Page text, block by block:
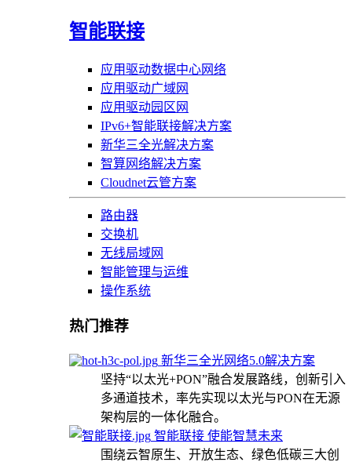
智能联接
应用驱动数据中心网络
应用驱动广域网
应用驱动园区网
IPv6+智能联接解决方案
新华三全光解决方案
智算网络解决方案
Cloudnet云管方案
路由器
交换机
无线局域网
智能管理与运维
操作系统
热门推荐
新华三全光网络5.0解决方案
坚持“以太光+PON”融合发展路线，创新引入
多通道技术，率先实现以太光与PON在无源
架构层的一体化融合。
智能联接 使能智慧未来
围绕云智原生、开放生态、绿色低碳三大创